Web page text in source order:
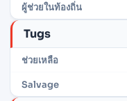
ผู้ช่วยในท้องถิ่น
Tugs
ช่วยเหลือ
Salvage